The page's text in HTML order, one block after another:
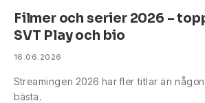
Filmer och serier 2026 –
SVT Play och bio
16.06.2026
Streamingen 2026 har fler titlar än
bästa.